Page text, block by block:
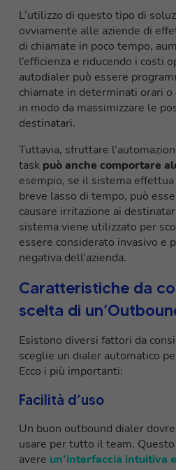
L’utilizzo di questo tipo di
ovviamente alle aziende di
di chiamate in poco tempo,
l’efficienza e riducendo i costi
autodialer può essere
chiamate in determinati orari
in modo da massimizzare le
destinatari.
Tuttavia, sfruttare
task può anche comportare
esempio, se il sistema
breve lasso di tempo, può
causare irritazione ai
sistema viene utilizzato per
essere considerato invasivo e
negativa dell’azienda.
Caratteristiche da
scelta di
Esistono diversi fattori da
sceglie un dialer automatico
Ecco i più importanti:
Facilità d’uso
Un buon outbound dialer
usare per tutto il team.
avere un’interfaccia intuitiva